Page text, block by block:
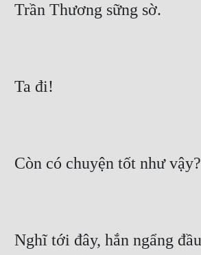
Trần Thương sững sờ.
Ta đi!
Còn có chuyện tốt như vậy?